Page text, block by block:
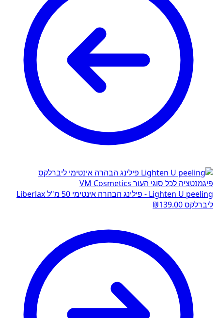
Lighten U peeling - פילינג הבהרה אינטימי 50 מ"ל Liberlax
ליברלקס
₪139.00